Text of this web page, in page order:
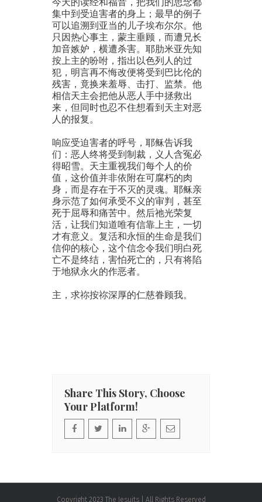
集中到受迫害者的身上；最早的例子
可以追溯到亚当的儿子埃布尔尔。他
只因热心事主，蒙主垂顾，而遭兄长
加音嫉妒，横遭杀害。耶肋米亚先知
按上主的吩咐，指出以色列人的过
犯，明言再不悔改便将受到巴比伦的
残害，竟换来羞辱、击打、监禁。他
相信天主会把他从恶人手中拯救出
来，但同时也忍不住想看到天主对恶
人的报复。
响应受迫害者的呼号，耶稣告诉我
们：恶人终将受到制裁，义人含冤必
得昭雪。天主重视我们每个人的价
值，这价值并非依附在可腐朽的肉
身，而是存在于不灭的灵魂。耶稣亲
身示范了如何承受不义的审判，甚至
死于屈辱和痛苦中。然后祂光荣复
活，让我们知道唯有信靠上主，一切
才有意义。复活和永恒的生命是我们
信仰的核心，这个信念令我们明白死
亡不是终结，害怕死亡的，只有将陷
于地狱永火的作恶者。
主，求祢按祢深厚的仁慈眷顾我。
Share This Story, Choose
Your Platform!
Copyright 2023 The Jesuits | All Rights Reserved